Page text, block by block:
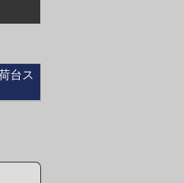
台ス